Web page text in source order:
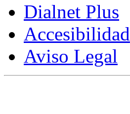
Dialnet Plus
Accesibilidad
Aviso Legal